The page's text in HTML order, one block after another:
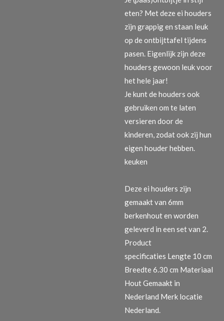
eten? Met deze ei houders
zijn grappig en staan leuk
op de ontbijttafel tijdens
pasen. Eigenlijk zijn deze
houders gewoon leuk voor
het hele jaar!
Je kunt de houders ook
gebruiken om te laten
versieren door de
kinderen, zodat ook zij hun
eigen houder hebben.
keuken
Deze ei houders zijn
gemaakt van 6mm
berkenhout en worden
geleverd in een set van 2.
Product
specificaties Lengte 10 cm
Breedte 6.30 cm Materiaal
Hout Gemaakt in
Nederland Merk locatie
Nederland.